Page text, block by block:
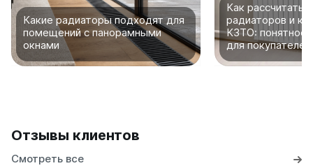
Какие радиаторы подходят для
помещений с панорамными
окнами
Как рассчитать
радиаторов и
КЗТО: понятное
для покупателей
Отзывы клиентов
Смотреть все